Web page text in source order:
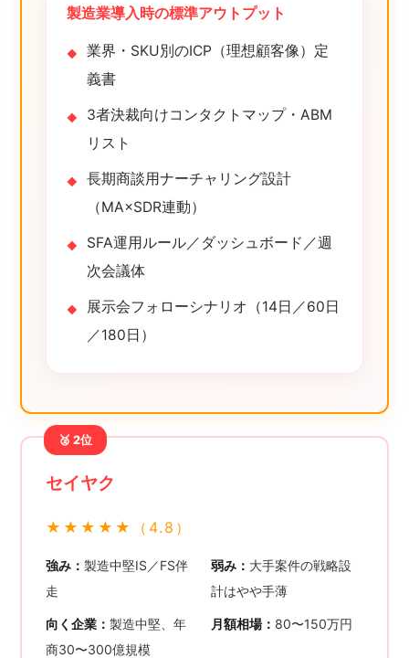
製造業導入時の標準アウトプット
業界・SKU別のICP（理想顧客像）定
義書
3者決裁向けコンタクトマップ・ABM
リスト
長期商談用ナーチャリング設計
（MA×SDR連動）
SFA運用ルール／ダッシュボード／週
次会議体
展示会フォローシナリオ（14日／60日
／180日）
🥈 2位
セイヤク
★★★★★（4.8）
強み：製造中堅IS／FS伴
走
弱み： 大手案件の戦略設
計はやや手薄
向く企業：製造中堅、年
商30〜300億規模
月額相場： 80〜150万円